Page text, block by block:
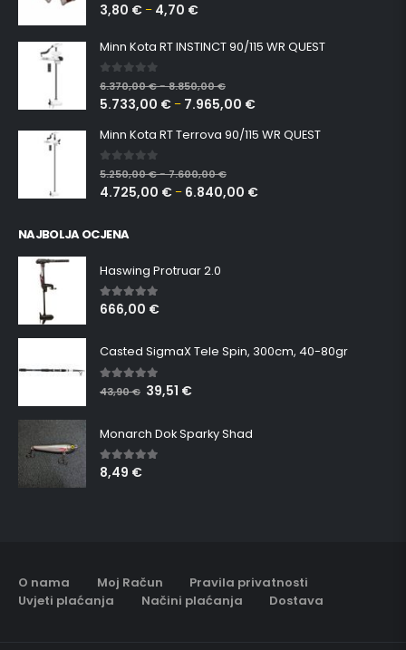
0 out of 5
3,80 € – 4,70 €
Minn Kota RT INSTINCT 90/115 WR QUEST
0 out of 5
6.370,00€–8.850,00€
5.733,00 € – 7.965,00 €
Minn Kota RT Terrova 90/115 WR QUEST
0 out of 5
5.250,00€–7.600,00€
4.725,00 € – 6.840,00 €
NAJBOLJA OCJENA
Haswing Protruar 2.0
5.00 out of 5
666,00 €
Casted SigmaX Tele Spin, 300cm, 40-80gr
5.00 out of 5
43,90€ 39,51 €
Monarch Dok Sparky Shad
5.00 out of 5
8,49 €
O nama Moj Račun
Pravila privatnosti
Uvjeti plaćanja
Načini plaćanja Dostava